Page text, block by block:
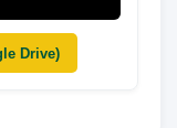
Drive)